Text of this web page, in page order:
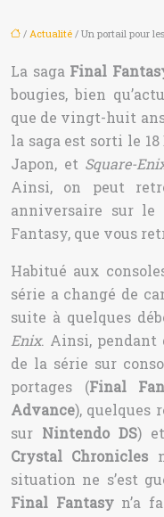
/ Actualité / Un portail pour
La saga Final
bougies, bien
que de vingt-huit
la saga est sorti le 18
Japon, et Square-
Ainsi, on peut
anniversaire sur
Fantasy, que vous
Habitué aux
série a changé de
suite à quelques
Enix. Ainsi, pendant
de la série sur
portages (Final
Advance), quelques
sur Nintendo DS)
Crystal Chronicles
situation ne s’est
Final Fantasyn’a